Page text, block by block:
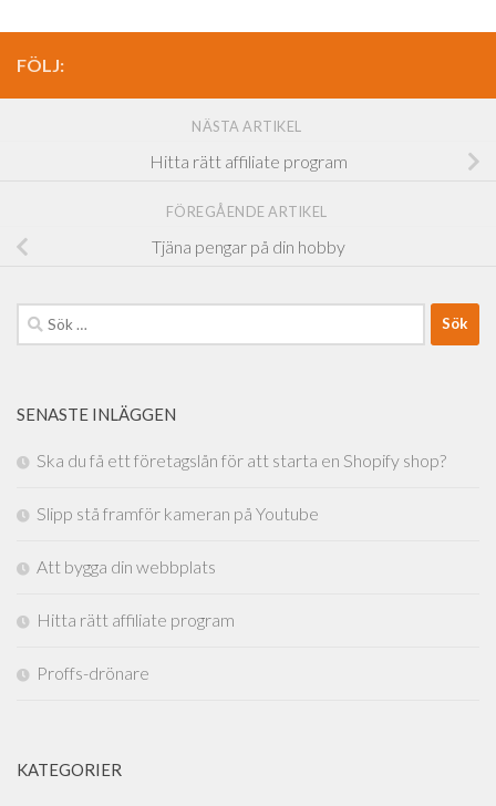
FÖLJ:
NÄSTA ARTIKEL
Hitta rätt affiliate program
FÖREGÅENDE ARTIKEL
Tjäna pengar på din hobby
Sök
efter:
SENASTE INLÄGGEN
Ska du få ett företagslån för att starta en Shopify shop?
Slipp stå framför kameran på Youtube
Att bygga din webbplats
Hitta rätt affiliate program
Proffs-drönare
KATEGORIER